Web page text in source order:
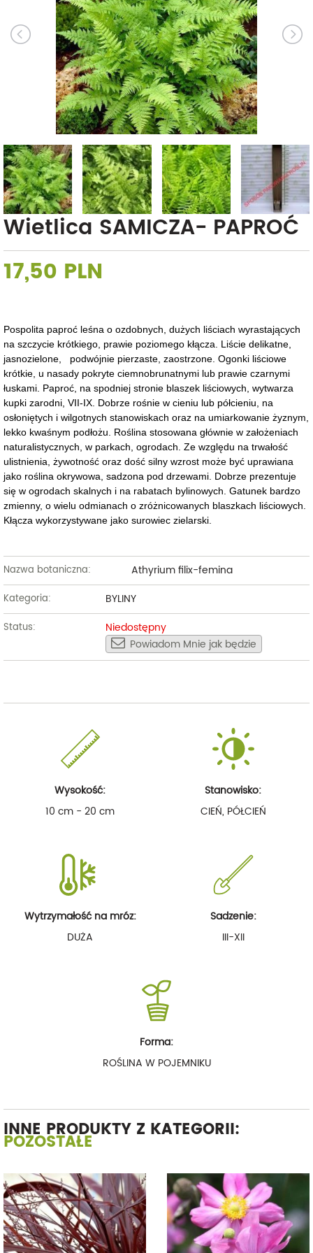
Wietlica SAMICZA- PAPROĆ
17,50 PLN
Pospolita paproć leśna o ozdobnych, dużych liściach wyrastających
na szczycie krótkiego, prawie poziomego kłącza. Liście delikatne,
jasnozielone, podwójnie pierzaste, zaostrzone. Ogonki liściowe
krótkie, u nasady pokryte ciemnobrunatnymi lub prawie czarnymi
łuskami. Paproć, na spodniej stronie blaszek liściowych, wytwarza
kupki zarodni, VII-IX. Dobrze rośnie w cieniu lub półcieniu, na
osłoniętych i wilgotnych stanowiskach oraz na umiarkowanie żyznym,
lekko kwaśnym podłożu. Roślina stosowana głównie w założeniach
naturalistycznych, w parkach, ogrodach. Ze względu na trwałość
ulistnienia, żywotność oraz dość silny wzrost może być uprawiana
jako roślina okrywowa, sadzona pod drzewami. Dobrze prezentuje
się w ogrodach skalnych i na rabatach bylinowych. Gatunek bardzo
zmienny, o wielu odmianach o zróżnicowanych blaszkach liściowych.
Kłącza wykorzystywane jako surowiec zielarski.
Nazwa botaniczna: Athyrium filix-femina
Kategoria: BYLINY
Status:
Niedostępny
Powiadom Mnie jak będzie
Wysokość:
10 cm - 20 cm
Stanowisko:
CIEŃ, PÓŁCIEŃ
Wytrzymałość na mróz:
DUŻA
Sadzenie:
III-XII
Forma:
ROŚLINA W POJEMNIKU
INNE PRODUKTY Z KATEGORII:
POZOSTAŁE